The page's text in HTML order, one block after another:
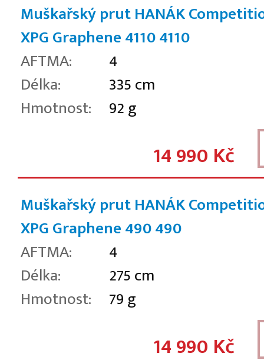
Muškařský prut HANÁK
XPG Graphene 41104110
AFTMA:
4
Délka:
335 cm
Hmotnost:
92 g
14 990 Kč
Muškařský prut HANÁK
XPG Graphene 490490
AFTMA:
4
Délka:
275 cm
Hmotnost:
79 g
14 990 Kč